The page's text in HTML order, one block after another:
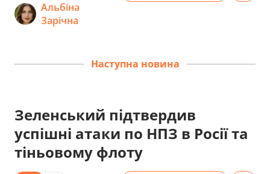
Альбіна
Зарічна
Наступна новина
Зеленський підтвердив
успішні атаки по НПЗ в Росії та
тіньовому флоту